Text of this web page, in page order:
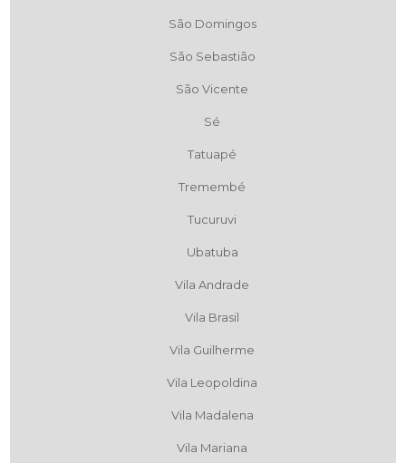
São Domingos
São Sebastião
São Vicente
Sé
Tatuapé
Tremembé
Tucuruvi
Ubatuba
Vila Andrade
Vila Brasil
Vila Guilherme
Vila Leopoldina
Vila Madalena
Vila Mariana